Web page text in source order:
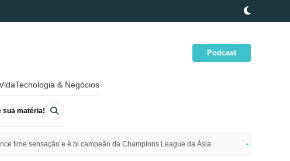
Podcast
Tecnologia & Negócios
sua matéria!
time sensação e é bi campeão da Champions League da Ásia